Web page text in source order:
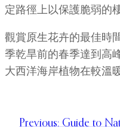
定路徑上以保護脆弱的
觀賞原生花卉的最佳時
季乾旱前的春季達到高
大西洋海岸植物在較溫
Previous: Guide to